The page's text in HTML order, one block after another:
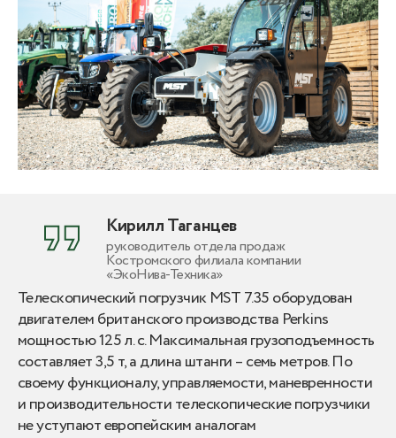
Телескопический погрузчик MST 7.35 оборудован
двигателем британского производства Perkins
мощностью 125 л. с. Максимальная грузоподъемность
составляет 3,5 т, а длина штанги – семь метров. По
своему функционалу, управляемости, маневренности
и производительности телескопические погрузчики
не уступают европейским аналогам
Кирилл Таганцев
руководитель отдела продаж
Костромского филиала компании
«ЭкоНива-Техника»